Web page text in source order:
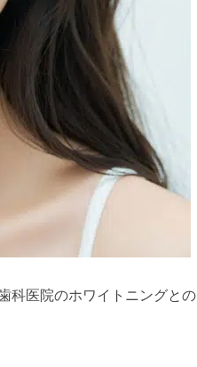
科医院のホワイトニングとの